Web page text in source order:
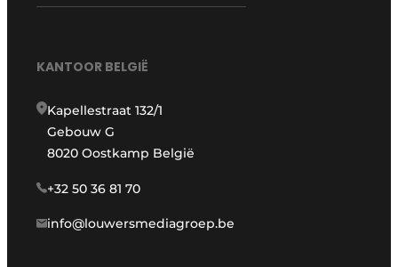
KANTOOR BELGIË
Kapellestraat 132/1
Gebouw G
8020 Oostkamp België
+32 50 36 81 70
info@louwersmediagroep.be